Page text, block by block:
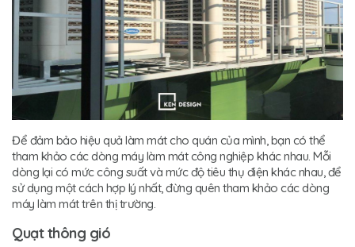
Để đảm bảo hiệu quả làm mát cho quán của mình, bạn có thể
tham khảo các dòng máy làm mát công nghiệp khác nhau. Mỗi
dòng lại có mức công suất và mức độ tiêu thụ điện khác nhau, để
sử dụng một cách hợp lý nhất, đừng quên tham khảo các dòng
máy làm mát trên thị trường.
Quạt thông gió